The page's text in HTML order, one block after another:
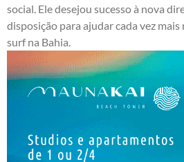
social. Ele desejou sucesso à nova
disposição para ajudar cada vez
surf na Bahia.